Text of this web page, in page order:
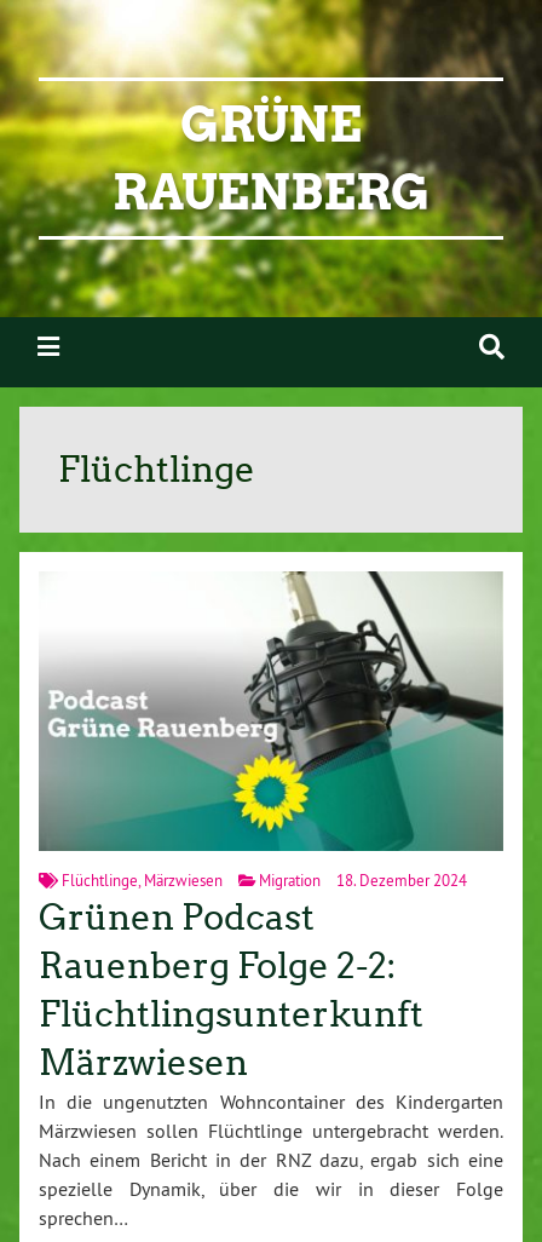
GRÜNE
RAUENBERG
Flüchtlinge
Flüchtlinge Märzwiesen Migration 18. Dezember 2024
Grünen Podcast
Rauenberg Folge 2-2:
Flüchtlingsunterkunft
Märzwiesen
In die ungenutzten Wohncontainer des Kindergarten
Märzwiesen sollen Flüchtlinge untergebracht werden.
Nach einem Bericht in der RNZ dazu, ergab sich eine
spezielle Dynamik, über die wir in dieser Folge
sprechen…